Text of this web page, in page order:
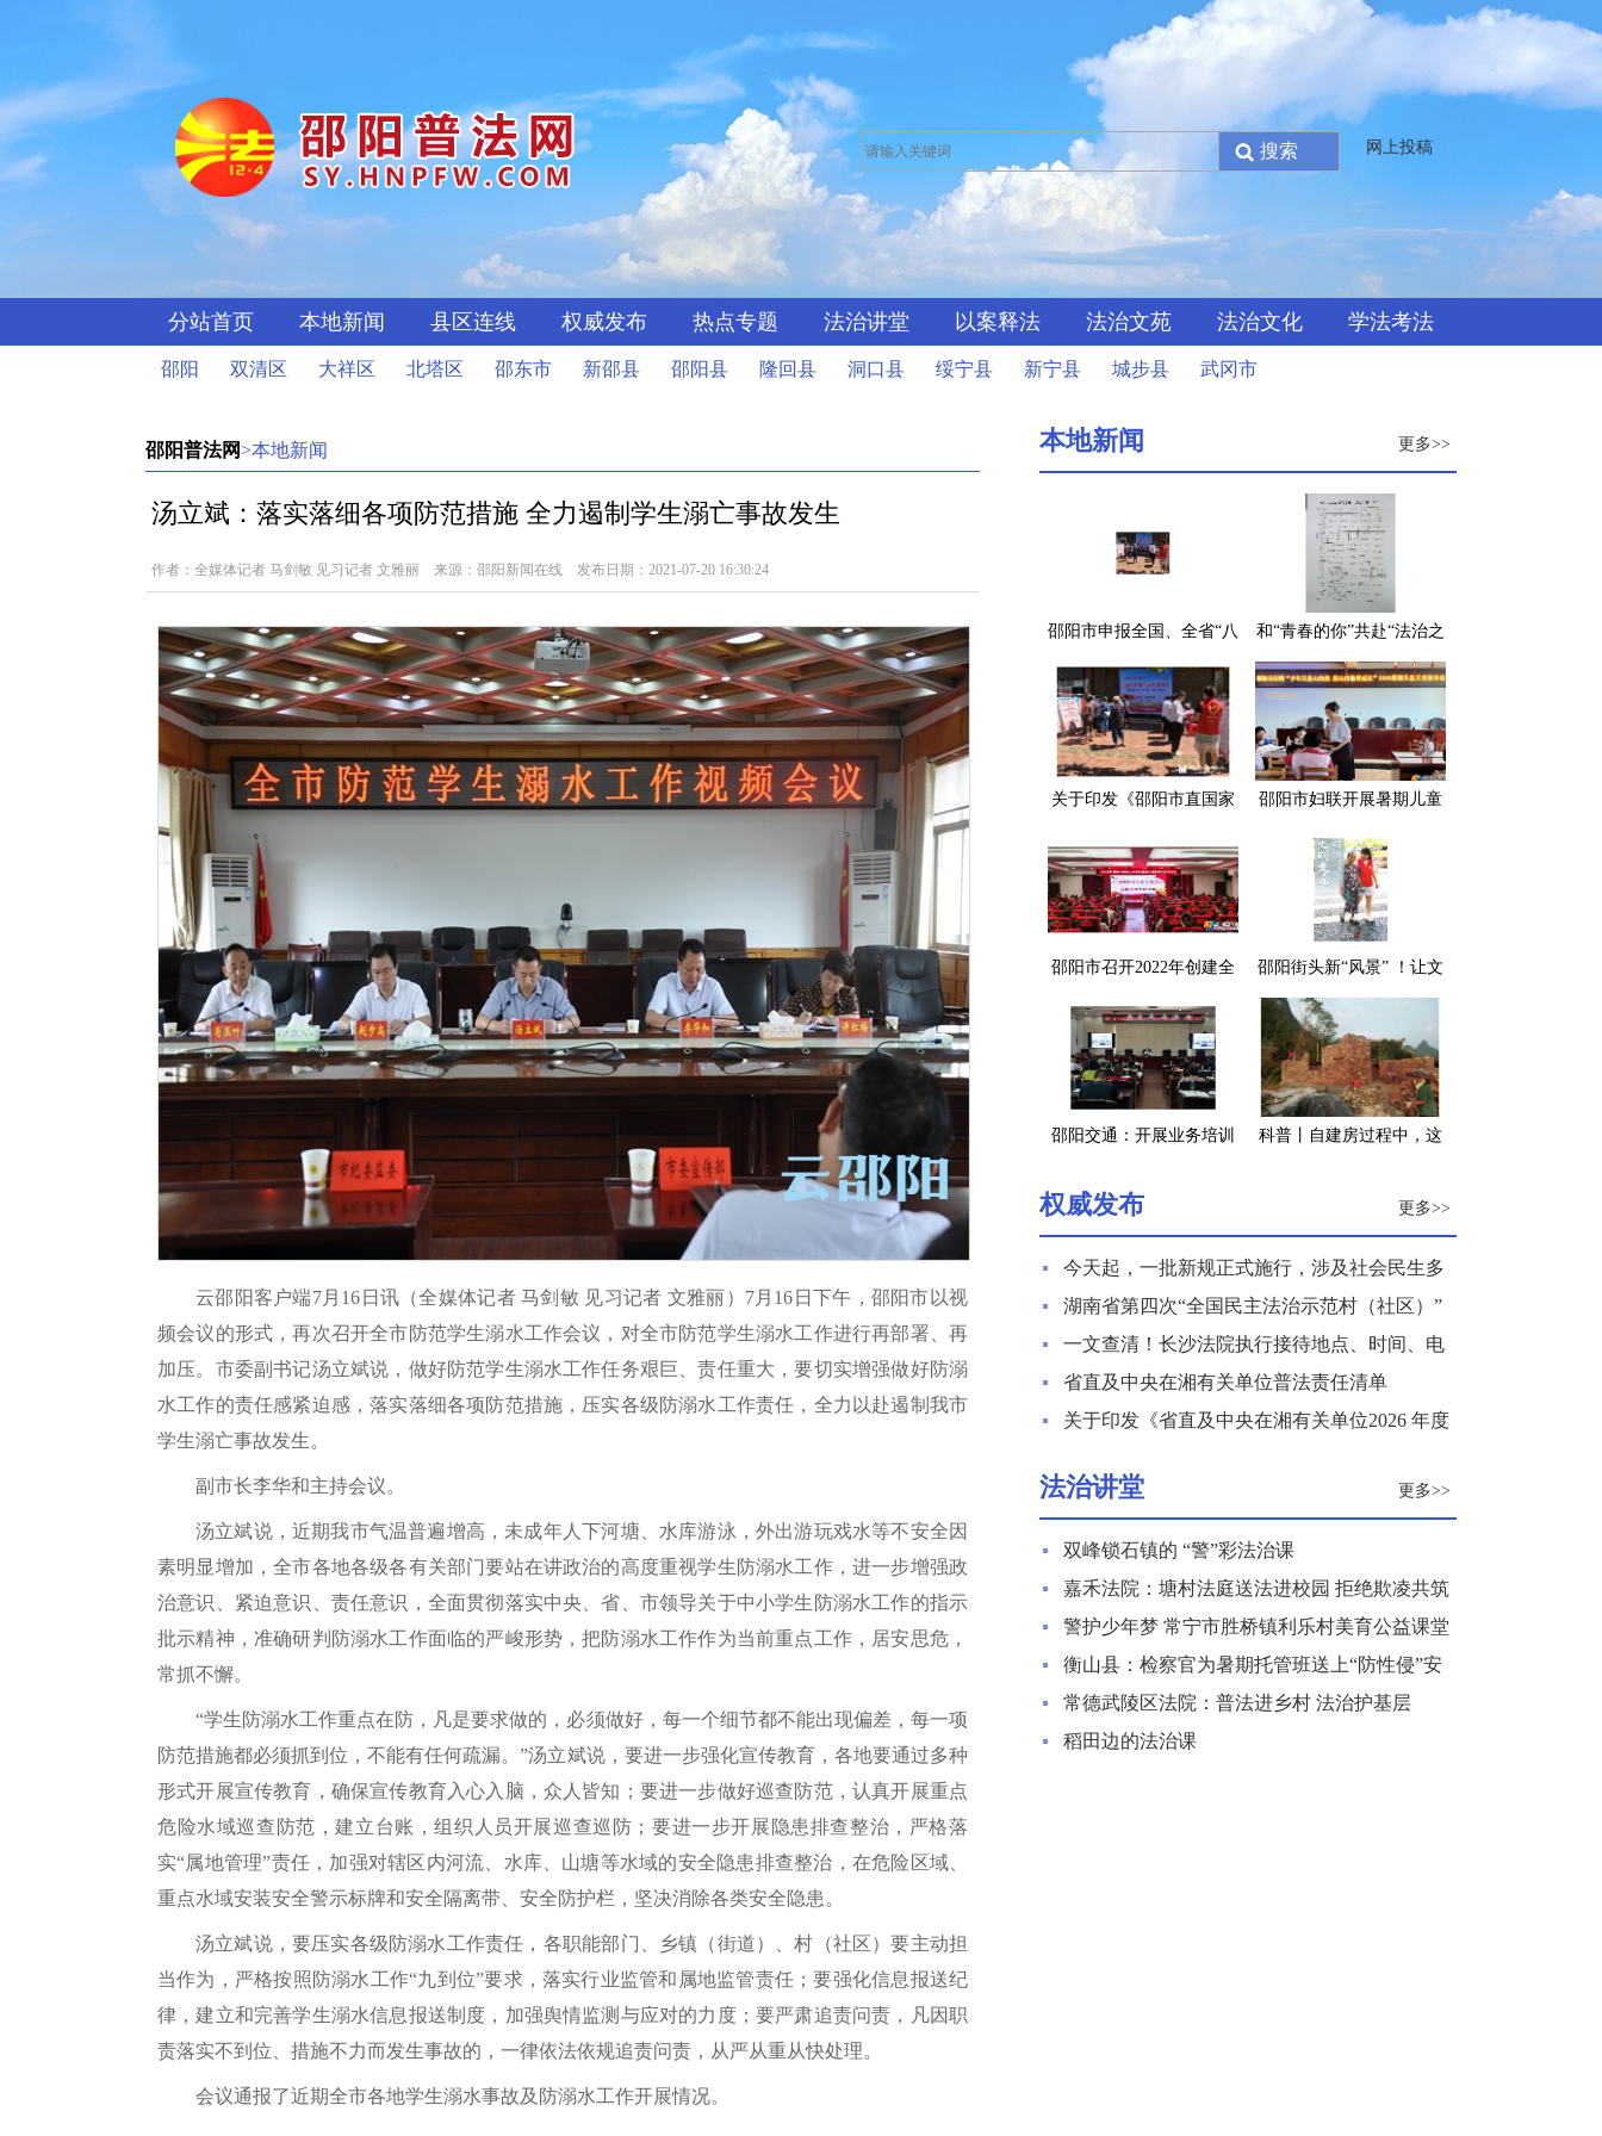
网上投稿
分站首页 本地新闻 县区连线 权威发布 热点专题 法治讲堂 以案释法 法治文苑 法治文化 学法考法
邵阳 双清区 大祥区 北塔区 邵东市 新邵县 邵阳县 隆回县 洞口县 绥宁县 新宁县 城步县 武冈市
邵阳普法网>本地新闻
汤立斌：落实落细各项防范措施 全力遏制学生溺亡事故发生
作者：全媒体记者 马剑敏 见习记者 文雅丽 来源：邵阳新闻在线 发布日期：2021-07-20 16:30:24
云邵阳客户端7月16日讯（全媒体记者 马剑敏 见习记者 文雅丽）7月16日下午，邵阳市以视
频会议的形式，再次召开全市防范学生溺水工作会议，对全市防范学生溺水工作进行再部署、再
加压。市委副书记汤立斌说，做好防范学生溺水工作任务艰巨、责任重大，要切实增强做好防溺
水工作的责任感紧迫感，落实落细各项防范措施，压实各级防溺水工作责任，全力以赴遏制我市
学生溺亡事故发生。
副市长李华和主持会议。
汤立斌说，近期我市气温普遍增高，未成年人下河塘、水库游泳，外出游玩戏水等不安全因
素明显增加，全市各地各级各有关部门要站在讲政治的高度重视学生防溺水工作，进一步增强政
治意识、紧迫意识、责任意识，全面贯彻落实中央、省、市领导关于中小学生防溺水工作的指示
批示精神，准确研判防溺水工作面临的严峻形势，把防溺水工作作为当前重点工作，居安思危，
常抓不懈。
“学生防溺水工作重点在防，凡是要求做的，必须做好，每一个细节都不能出现偏差，每一项
防范措施都必须抓到位，不能有任何疏漏。”汤立斌说，要进一步强化宣传教育，各地要通过多种
形式开展宣传教育，确保宣传教育入心入脑，众人皆知；要进一步做好巡查防范，认真开展重点
危险水域巡查防范，建立台账，组织人员开展巡查巡防；要进一步开展隐患排查整治，严格落
实“属地管理”责任，加强对辖区内河流、水库、山塘等水域的安全隐患排查整治，在危险区域、
重点水域安装安全警示标牌和安全隔离带、安全防护栏，坚决消除各类安全隐患。
汤立斌说，要压实各级防溺水工作责任，各职能部门、乡镇（街道）、村（社区）要主动担
当作为，严格按照防溺水工作“九到位”要求，落实行业监管和属地监管责任；要强化信息报送纪
律，建立和完善学生溺水信息报送制度，加强舆情监测与应对的力度；要严肃追责问责，凡因职
责落实不到位、措施不力而发生事故的，一律依法依规追责问责，从严从重从快处理。
会议通报了近期全市各地学生溺水事故及防溺水工作开展情况。
本地新闻 更多>>
邵阳市申报全国、全省“八
人拟推荐名单公示
和“青春的你”共赴“法治之
约”！2024年邵阳市大学
生“送法下乡”活动 普法志
愿者招募令
关于印发《邵阳市直国家
位普法责任清单和2023年
度普法重点任务清单》的
通知
邵阳市妇联开展暑期儿童
邵阳市召开2022年创建全
培训会
邵阳街头新“风景” ！让文
明出行蔚然成风……
邵阳交通：开展业务培训
科普丨自建房过程中，这
权威发布 更多>>
今天起，一批新规正式施行，涉及社会民生多
个领域
湖南省第四次“全国民主法治示范村（社区）”
复核结果公示
一文查清！长沙法院执行接待地点、时间、电
话来了
省直及中央在湘有关单位普法责任清单
关于印发《省直及中央在湘有关单位2026 年度
法治讲堂 更多>>
双峰锁石镇的 “警”彩法治课
嘉禾法院：塘村法庭送法进校园 拒绝欺凌共筑
和谐校园
警护少年梦 常宁市胜桥镇利乐村美育公益课堂
再度开课
衡山县：检察官为暑期托管班送上“防性侵”安
全课
常德武陵区法院：普法进乡村 法治护基层
稻田边的法治课